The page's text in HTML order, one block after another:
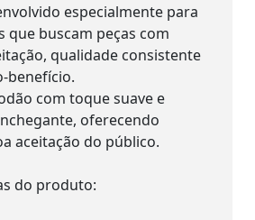
especialmente para
que buscam peças com
qualidade consistente
benefício.
com toque suave e
oferecendo
aceitação do público.
do produto: